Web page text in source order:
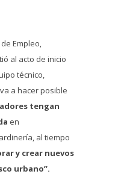
Empleo,
al acto de inicio
técnico,
a hacer posible
tengan
en
al tiempo
y crear nuevos
urbano”.